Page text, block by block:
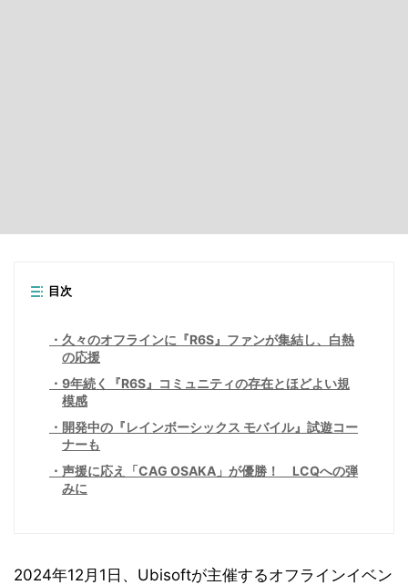
目次
久々のオフラインに『R6S』ファンが集結し、白熱
の応援
9年続く『R6S』コミュニティの存在とほどよい規
模感
開発中の『レインボーシックス モバイル』試遊コー
ナーも
声援に応え「CAG OSAKA」が優勝！ LCQへの弾
みに
2024年12月1日、Ubisoftが主催するオフラインイベン